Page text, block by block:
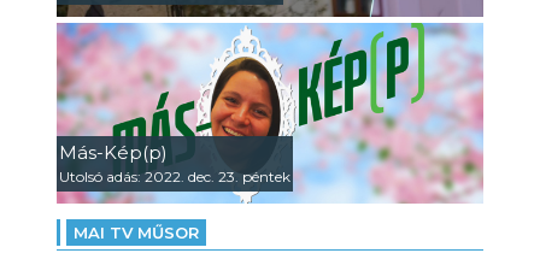
Más-Kép(p)
Utolsó adás: 2022. dec. 23. péntek
MAI TV MŰSOR